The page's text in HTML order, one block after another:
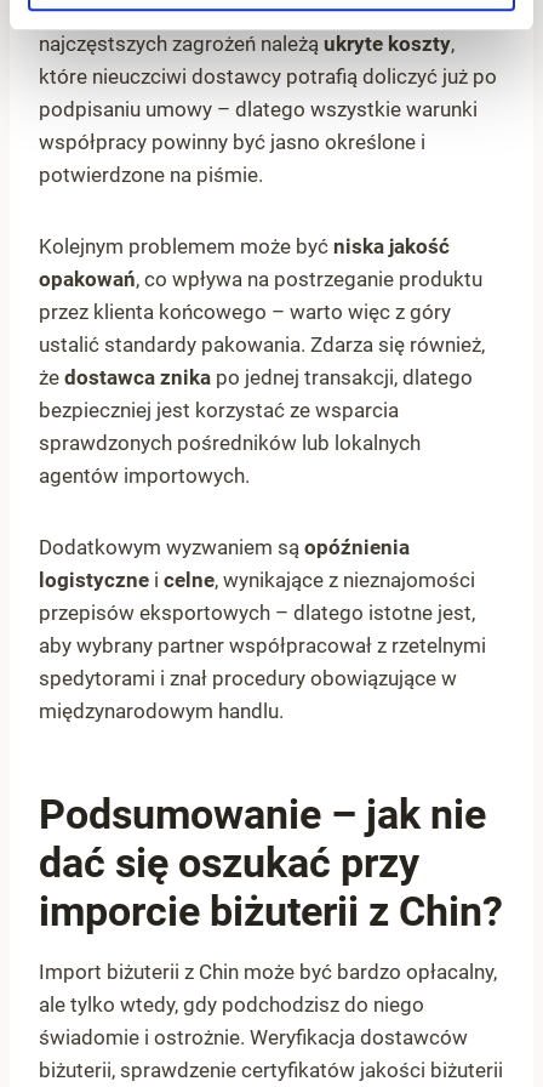
by uniknąć nieprzyjemnych niespodzianek. Do
najczęstszych zagrożeń należą ukryte koszty,
które nieuczciwi dostawcy potrafią doliczyć już po
podpisaniu umowy – dlatego wszystkie warunki
współpracy powinny być jasno określone i
potwierdzone na piśmie.
Kolejnym problemem może być niska jakość
opakowań, co wpływa na postrzeganie produktu
przez klienta końcowego – warto więc z góry
ustalić standardy pakowania. Zdarza się również,
że dostawca znika po jednej transakcji, dlatego
bezpieczniej jest korzystać ze wsparcia
sprawdzonych pośredników lub lokalnych
agentów importowych.
Dodatkowym wyzwaniem są opóźnienia
logistyczne i celne, wynikające z nieznajomości
przepisów eksportowych – dlatego istotne jest,
aby wybrany partner współpracował z rzetelnymi
spedytorami i znał procedury obowiązujące w
międzynarodowym handlu.
Podsumowanie – jak nie
dać się oszukać przy
imporcie biżuterii z Chin?
Import biżuterii z Chin może być bardzo opłacalny,
ale tylko wtedy, gdy podchodzisz do niego
świadomie i ostrożnie. Weryfikacja dostawców
biżuterii, sprawdzenie certyfikatów jakości biżuterii